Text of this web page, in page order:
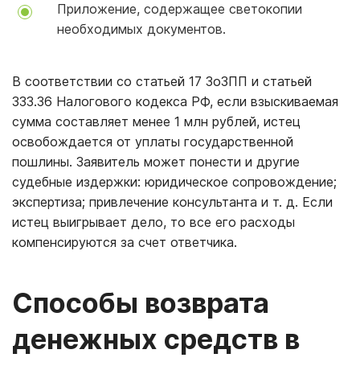
Приложение, содержащее светокопии
необходимых документов.
В соответствии со статьей 17 ЗоЗПП и статьей
333.36 Налогового кодекса РФ, если взыскиваемая
сумма составляет менее 1 млн рублей, истец
освобождается от уплаты государственной
пошлины. Заявитель может понести и другие
судебные издержки: юридическое сопровождение;
экспертиза; привлечение консультанта и т. д. Если
истец выигрывает дело, то все его расходы
компенсируются за счет ответчика.
Способы возврата
денежных средств в